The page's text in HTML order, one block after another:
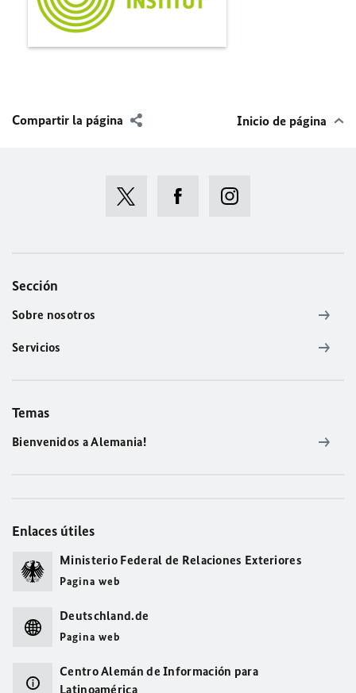
Compartir la página Inicio de página
Sección
Sobre nosotros
Servicios
Temas
Bienvenidos a Alemania!
Enlaces útiles
Ministerio Federal de Relaciones Exteriores
Pagina web
Deutschland.de
Pagina web
Centro Alemán de Información para
Latinoamérica